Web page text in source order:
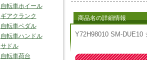
自転車ホイール
ギアクランク
自転車ペダル
自転車ハンドル
サドル
自転車荷台
商品名の詳細情報
Y72H98010 SM-DUE10